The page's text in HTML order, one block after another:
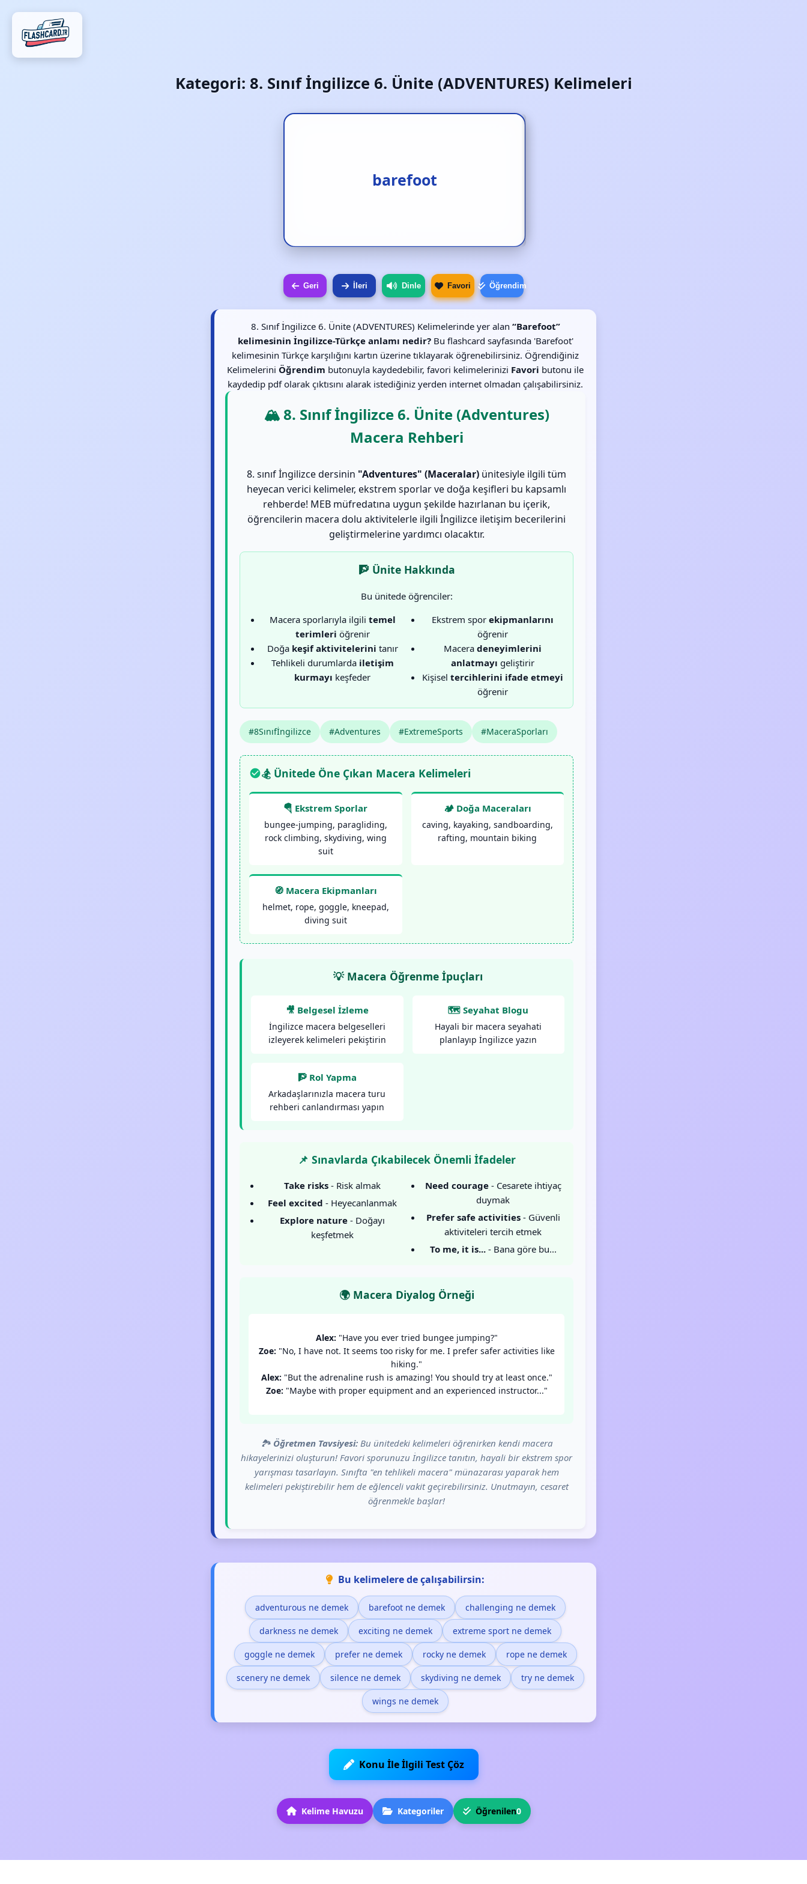
Kategori: 8. Sınıf İngilizce 6. Ünite (ADVENTURES) Kelimeleri
barefoot
yalın ayak
Geri İleri Dinle Favori Öğrendim
8. Sınıf İngilizce 6. Ünite (ADVENTURES) Kelimelerinde yer alan “Barefoot”
kelimesinin İngilizce-Türkçe anlamı nedir?Bu flashcard sayfasında 'Barefoot'
kelimesinin Türkçe karşılığını kartın üzerine tıklayarak öğrenebilirsiniz. Öğrendiğiniz
Kelimelerini Öğrendim butonuyla kaydedebilir, favori kelimelerinizi Favori butonu ile
kaydedip pdf olarak çıktısını alarak istediğiniz yerden internet olmadan çalışabilirsiniz.
🏔️ 8. Sınıf İngilizce 6. Ünite (Adventures)
Macera Rehberi
8. sınıf İngilizce dersinin "Adventures" (Maceralar) ünitesiyle ilgili tüm
heyecan verici kelimeler, ekstrem sporlar ve doğa keşifleri bu kapsamlı
rehberde! MEB müfredatına uygun şekilde hazırlanan bu içerik,
öğrencilerin macera dolu aktivitelerle ilgili İngilizce iletişim becerilerini
geliştirmelerine yardımcı olacaktır.
🧗 Ünite Hakkında
Bu ünitede öğrenciler:
Macera sporlarıyla ilgili temel
terimleri öğrenir
Doğa keşif aktivitelerini tanır
Tehlikeli durumlarda iletişim
kurmayı keşfeder
Ekstrem spor ekipmanlarını
öğrenir
Macera deneyimlerini
anlatmayı geliştirir
Kişisel tercihlerini ifade etmeyi
öğrenir
#8Sınıfİngilizce #Adventures #ExtremeSports #MaceraSporları
🏂 Ünitede Öne Çıkan Macera Kelimeleri
🪂 Ekstrem Sporlar
bungee-jumping, paragliding,
rock climbing, skydiving, wing
suit
🏕️ Doğa Maceraları
caving, kayaking, sandboarding,
rafting, mountain biking
🧭 Macera Ekipmanları
helmet, rope, goggle, kneepad,
diving suit
💡 Macera Öğrenme İpuçları
🎥 Belgesel İzleme
İngilizce macera belgeselleri
izleyerek kelimeleri pekiştirin
🗺️ Seyahat Blogu
Hayali bir macera seyahati
planlayıp İngilizce yazın
🧗 Rol Yapma
Arkadaşlarınızla macera turu
rehberi canlandırması yapın
📌 Sınavlarda Çıkabilecek Önemli İfadeler
Take risks- Risk almak
Feel excited - Heyecanlanmak
Explore nature- Doğayı
keşfetmek
Need courage- Cesarete ihtiyaç
duymak
Prefer safe activities- Güvenli
aktiviteleri tercih etmek
To me, it is...- Bana göre bu...
🌍 Macera Diyalog Örneği
Alex: "Have you ever tried bungee jumping?"
Zoe: "No, I have not. It seems too risky for me. I prefer safer activities like
hiking."
Alex: "But the adrenaline rush is amazing! You should try at least once."
Zoe: "Maybe with proper equipment and an experienced instructor..."
🏞️ Öğretmen Tavsiyesi:Bu ünitedeki kelimeleri öğrenirken kendi macera
hikayelerinizi oluşturun! Favori sporunuzu İngilizce tanıtın, hayali bir ekstrem spor
yarışması tasarlayın. Sınıfta "en tehlikeli macera" münazarası yaparak hem
kelimeleri pekiştirebilir hem de eğlenceli vakit geçirebilirsiniz. Unutmayın, cesaret
öğrenmekle başlar!
Bu kelimelere de çalışabilirsin:
adventurous ne demek barefoot ne demek challenging ne demek
darkness ne demek exciting ne demek extreme sport ne demek
goggle ne demek prefer ne demek rocky ne demek rope ne demek
scenery ne demek silence ne demek skydiving ne demek try ne demek
wings ne demek
Konu İle İlgili Test Çöz
Kelime Havuzu Kategoriler Öğrenilen0